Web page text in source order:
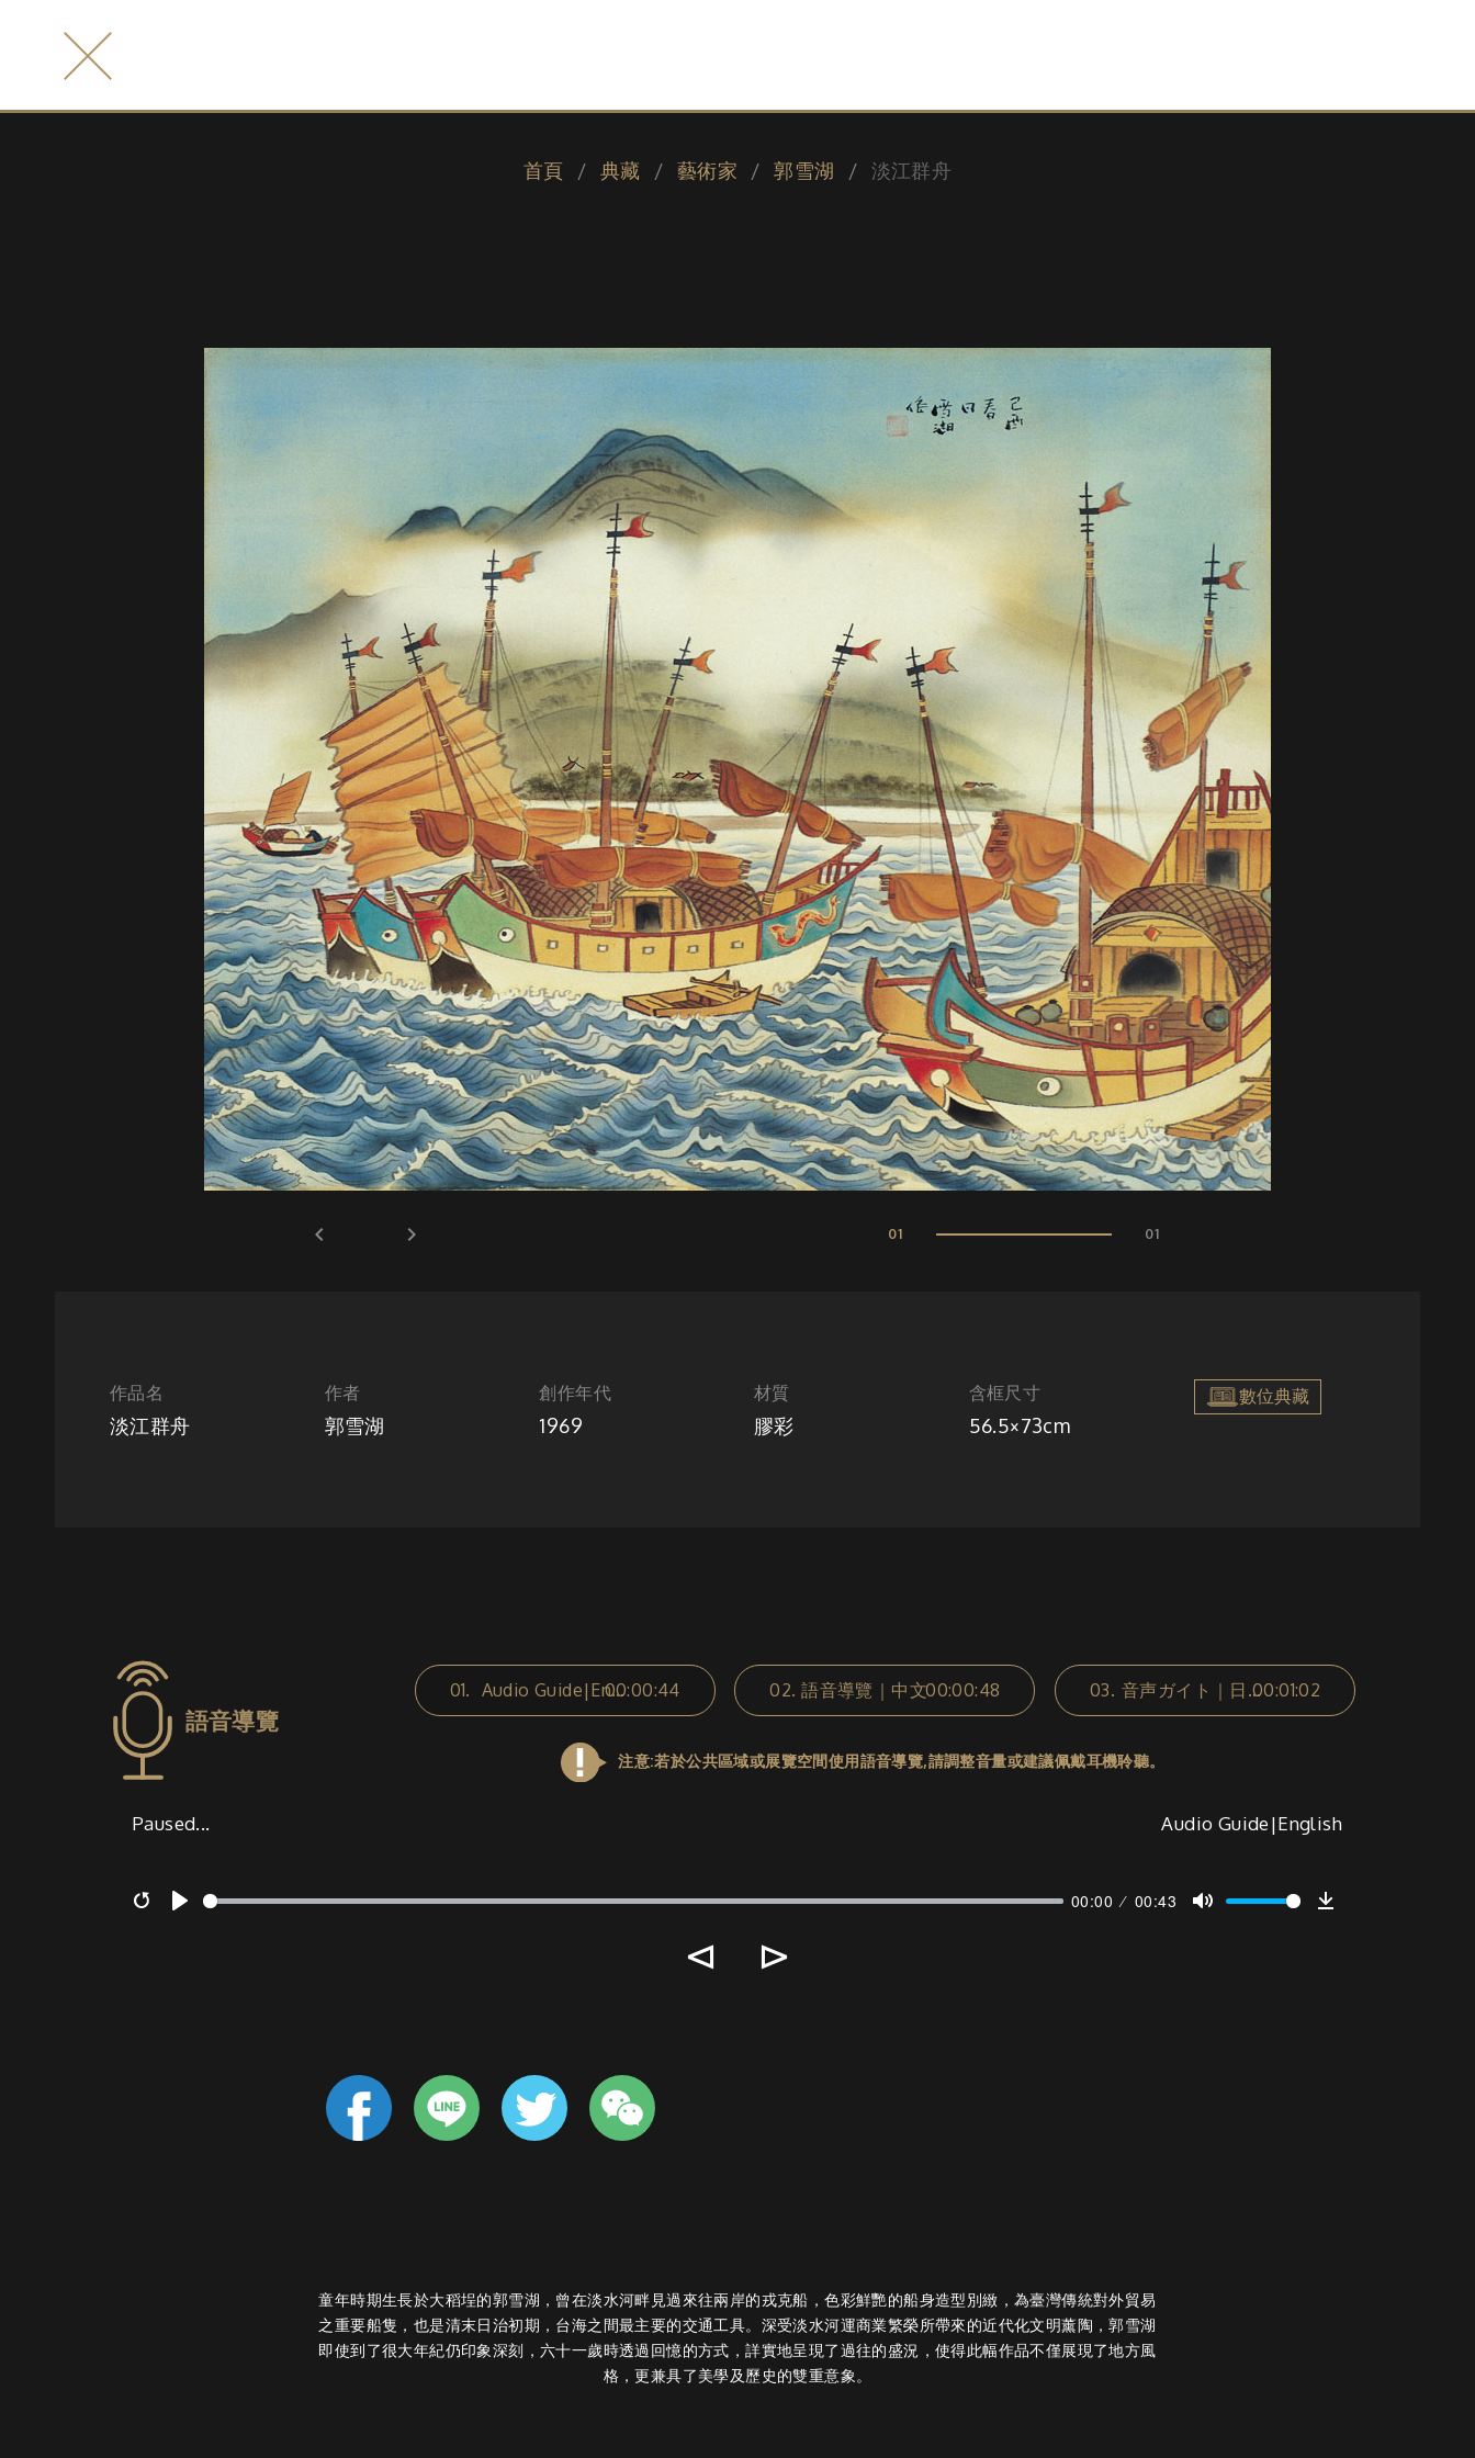
首頁 典藏 藝術家 郭雪湖 淡江群舟
keyboard_arrow_left keyboard_arrow_right 01 01
作品名
淡江群舟
作者
郭雪湖
創作年代
1969
材質
膠彩
含框尺寸
56.5×73cm
數位典藏
語音導覽
01. Audio Guide|English
00:00:44 02. 語音導覽｜中文00:00:48 03. 音声ガイト｜日本語
00:01:02
注意:若於公共區域或展覽空間使用語音導覽,請調整音量或建議佩戴耳機聆聽。
Paused... Audio Guide|English
00:00 00:43
⊲ ⊳
童年時期生長於大稻埕的郭雪湖，曾在淡水河畔見過來往兩岸的戎克船，色彩鮮艷的船身造型別緻，為臺灣傳統對外貿易
之重要船隻，也是清末日治初期，台海之間最主要的交通工具。深受淡水河運商業繁榮所帶來的近代化文明薰陶，郭雪湖
即使到了很大年紀仍印象深刻，六十一歲時透過回憶的方式，詳實地呈現了過往的盛況，使得此幅作品不僅展現了地方風
格，更兼具了美學及歷史的雙重意象。